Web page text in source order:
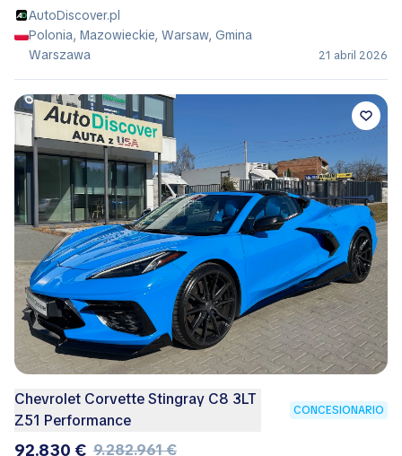
AutoDiscover.pl
Polonia, Mazowieckie, Warsaw, Gmina
Warszawa
21 abril 2026
Chevrolet Corvette Stingray C8 3LT
Z51 Performance
CONCESIONARIO
92.830 € 9.282.961 €